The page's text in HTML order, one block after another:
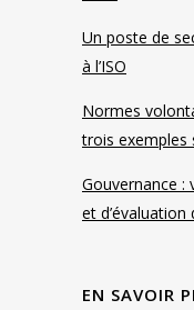
Un poste de
à l’ISO
Normes
trois exemples
Gouvernance :
et d’évaluation
EN SAVOIR